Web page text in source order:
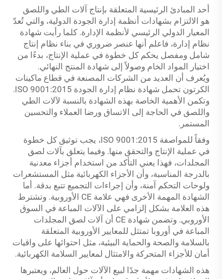
أحد المبادئ الرئيسية المتعلقة بإنتاج آلات الطي واللصق
هو الالتزام بشهادات أنظمة إدارة الجودة الدولية، والتي تُعدّ
المعيار الدولي الرئيسي لأنظمة الإدارة. كلما رأيت شهادة
نظام إدارة، فاعلم أنها عنصر ضروري في بناء نظام إنتاج
شامل ومفصل يحكم كل خطوة في عملية الإنتاج، بدءًا من
اختيار المواد الخام وصولاً إلى شهادة المنتج النهائي.
ويُعرف أن العديد من الشركات المصنعة في قطاع ماكينات
الكرتون تحمل شهادة نظام إدارة الجودة ISO 9001:2015.
وتكمن الأهمية الخاصة بهذه الشهادة بالنسبة لآلات الطي
واللصق في الحاجة إلى الاتساق ورضا العملاء والتحسين
المستمر.
وفقاً للمواصفة ISO 9001:2015، يجب توثيق كل خطوة
في عملية الإنتاج والتحقق منها. وفيما يتعلق بآلات لصق
المجلدات، فهذا يعني التأكد من استخدام أجزاء معدنية
بالدرجة المناسبة، وأن الأجزاء الكهربائية مثل المستشعرات
ولوحات التحكم آمنة، وأن إجراءات التجميع تتبع بدقة. أما
الشهادة المهمة الأخرى فهي علامة CE الأوروبية. وتشترط
هذه العلامة بشكل إلزامي على الآلات المباعة في السوق
الأوروبي. وتضمن شهادة CE أن آلات لصق المجلدات
المباعة في أوروبا تمتثل للمعايير الأوروبية المتعلقة
بالسلامة والصحة والحماية البيئية، مثل احتوائها على واقيات
أمان للأجزاء المتحركة والامتثال لمعايير السلامة الكهربائية.
هذه الشهادات مهمة جدًا لبيع الآلات حول العالم، ويعتبرها